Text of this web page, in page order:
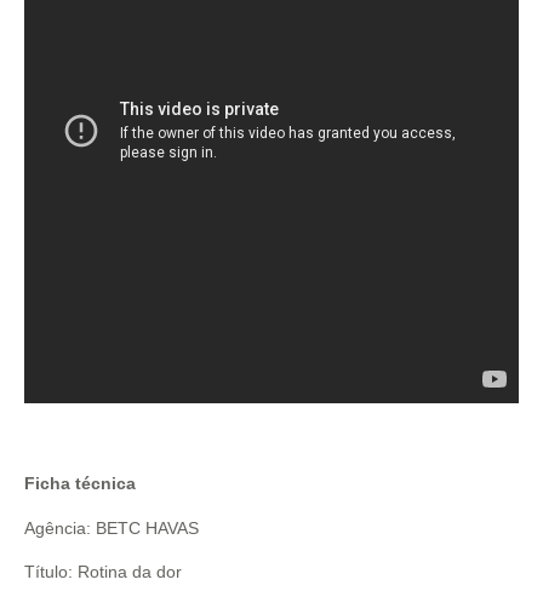
Ficha técnica
Agência: BETC HAVAS
Título: Rotina da dor